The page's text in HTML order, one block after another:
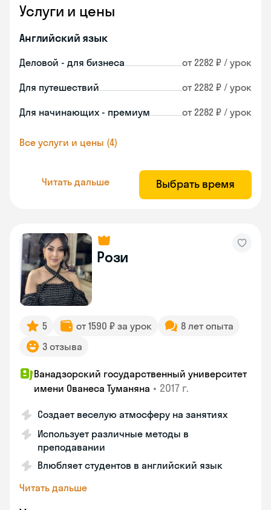
Услуги и цены
Английский язык
Деловой - для бизнеса от 2282 ₽ / урок
Для путешествий от 2282 ₽ / урок
Для начинающих - премиум от 2282 ₽ / урок
Все услуги и цены (4)
Читать дальше Выбрать время
Рози
5 от 1590 ₽ за урок
8 лет опыта
3 отзыва
Ванадзорский государственный университет
имени Ованеса Туманяна • 2017 г.
Создает веселую атмосферу на занятиях
Использует различные методы в
преподавании
Влюбляет студентов в английский язык
Читать дальше